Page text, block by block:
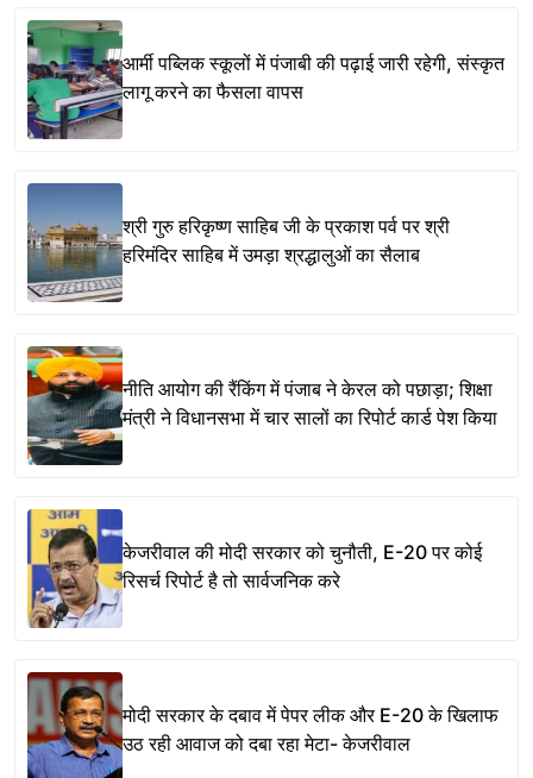
आर्मी पब्लिक स्कूलों में पंजाबी की पढ़ाई जारी रहेगी, संस्कृत
लागू करने का फैसला वापस
श्री गुरु हरिकृष्ण साहिब जी के प्रकाश पर्व पर श्री
हरिमंदिर साहिब में उमड़ा श्रद्धालुओं का सैलाब
नीति आयोग की रैंकिंग में पंजाब ने केरल को पछाड़ा; शिक्षा
मंत्री ने विधानसभा में चार सालों का रिपोर्ट कार्ड पेश किया
केजरीवाल की मोदी सरकार को चुनौती, E-20 पर कोई
रिसर्च रिपोर्ट है तो सार्वजनिक करे
मोदी सरकार के दबाव में पेपर लीक और E-20 के खिलाफ
उठ रही आवाज को दबा रहा मेटा- केजरीवाल